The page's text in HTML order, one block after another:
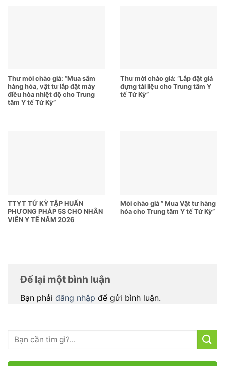
Thư mời chào giá: “Mua sắm
hàng hóa, vật tư lắp đặt máy
điều hòa nhiệt độ cho Trung
tâm Y tế Tứ Kỳ”
Thư mời chào giá: “Lắp đặt giá
đựng tài liệu cho Trung tâm Y
tế Tứ Kỳ”
TTYT TỨ KỲ TẬP HUẤN
PHƯƠNG PHÁP 5S CHO NHÂN
VIÊN Y TẾ NĂM 2026
Mời chào giá ” Mua Vật tư hàng
hóa cho Trung tâm Y tế Tứ Kỳ”
Để lại một bình luận
Bạn phải đăng nhập để gửi bình luận.